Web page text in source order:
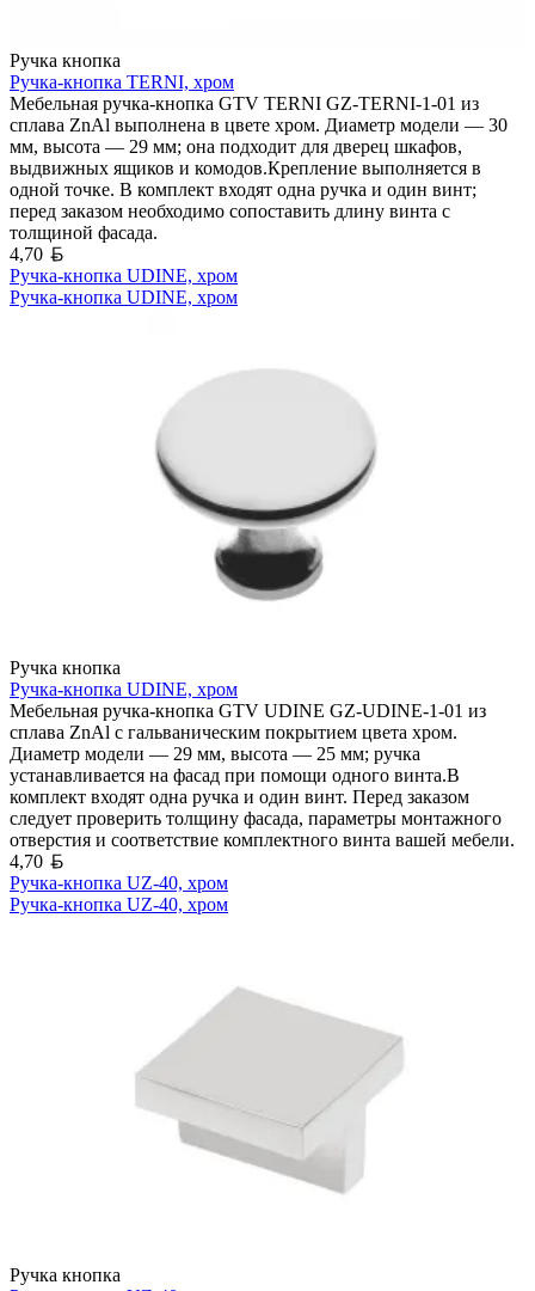
Ручка кнопка
Ручка-кнопка TERNI, хром
Мебельная ручка-кнопка GTV TERNI GZ-TERNI-1-01 из
сплава ZnAl выполнена в цвете хром. Диаметр модели — 30
мм, высота — 29 мм; она подходит для дверец шкафов,
выдвижных ящиков и комодов.Крепление выполняется в
одной точке. В комплект входят одна ручка и один винт;
перед заказом необходимо сопоставить длину винта с
толщиной фасада.
4,70
Ручка-кнопка UDINE, хром
Ручка-кнопка UDINE, хром
Ручка кнопка
Ручка-кнопка UDINE, хром
Мебельная ручка-кнопка GTV UDINE GZ-UDINE-1-01 из
сплава ZnAl с гальваническим покрытием цвета хром.
Диаметр модели — 29 мм, высота — 25 мм; ручка
устанавливается на фасад при помощи одного винта.В
комплект входят одна ручка и один винт. Перед заказом
следует проверить толщину фасада, параметры монтажного
отверстия и соответствие комплектного винта вашей мебели.
4,70
Ручка-кнопка UZ-40, хром
Ручка-кнопка UZ-40, хром
Ручка кнопка